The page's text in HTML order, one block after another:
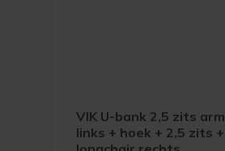
VIK U-bank 2,5 zits arm
links + hoek + 2,5 zits +